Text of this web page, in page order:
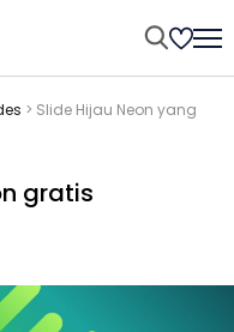
> Slide Hijau Neon yang
gratis